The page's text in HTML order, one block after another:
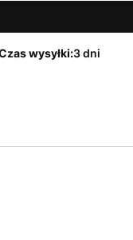
wysyłki:3 dni